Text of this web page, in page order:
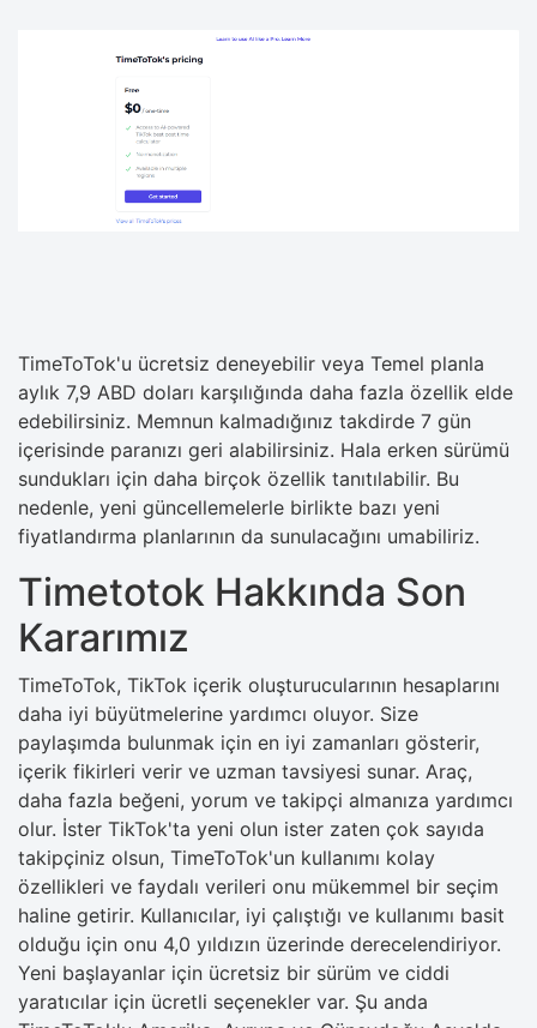
TimeToTok'u ücretsiz deneyebilir veya Temel planla
aylık 7,9 ABD doları karşılığında daha fazla özellik elde
edebilirsiniz. Memnun kalmadığınız takdirde 7 gün
içerisinde paranızı geri alabilirsiniz. Hala erken sürümü
sundukları için daha birçok özellik tanıtılabilir. Bu
nedenle, yeni güncellemelerle birlikte bazı yeni
fiyatlandırma planlarının da sunulacağını umabiliriz.
Timetotok Hakkında Son
Kararımız
TimeToTok, TikTok içerik oluşturucularının hesaplarını
daha iyi büyütmelerine yardımcı oluyor. Size
paylaşımda bulunmak için en iyi zamanları gösterir,
içerik fikirleri verir ve uzman tavsiyesi sunar. Araç,
daha fazla beğeni, yorum ve takipçi almanıza yardımcı
olur. İster TikTok'ta yeni olun ister zaten çok sayıda
takipçiniz olsun, TimeToTok'un kullanımı kolay
özellikleri ve faydalı verileri onu mükemmel bir seçim
haline getirir. Kullanıcılar, iyi çalıştığı ve kullanımı basit
olduğu için onu 4,0 yıldızın üzerinde derecelendiriyor.
Yeni başlayanlar için ücretsiz bir sürüm ve ciddi
yaratıcılar için ücretli seçenekler var. Şu anda